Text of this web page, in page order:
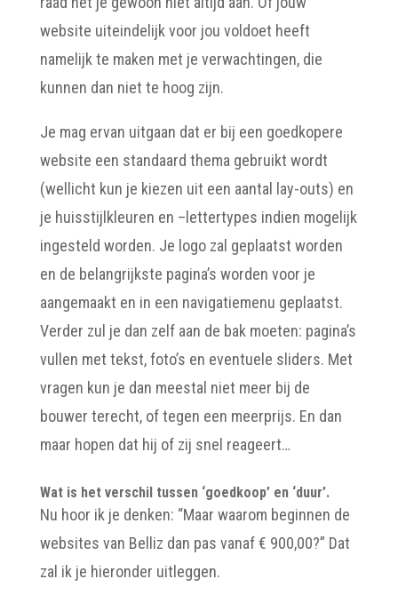
website uiteindelijk voor jou voldoet heeft
namelijk te maken met je verwachtingen, die
kunnen dan niet te hoog zijn.
Je mag ervan uitgaan dat er bij een goedkopere
website een standaard thema gebruikt wordt
(wellicht kun je kiezen uit een aantal lay-outs) en
je huisstijlkleuren en –lettertypes indien mogelijk
ingesteld worden. Je logo zal geplaatst worden
en de belangrijkste pagina’s worden voor je
aangemaakt en in een navigatiemenu geplaatst.
Verder zul je dan zelf aan de bak moeten: pagina’s
vullen met tekst, foto’s en eventuele sliders. Met
vragen kun je dan meestal niet meer bij de
bouwer terecht, of tegen een meerprijs. En dan
maar hopen dat hij of zij snel reageert…
Wat is het verschil tussen ‘goedkoop’ en ‘duur’.
Nu hoor ik je denken: “Maar waarom beginnen de
websites van Belliz dan pas vanaf € 900,00?” Dat
zal ik je hieronder uitleggen.